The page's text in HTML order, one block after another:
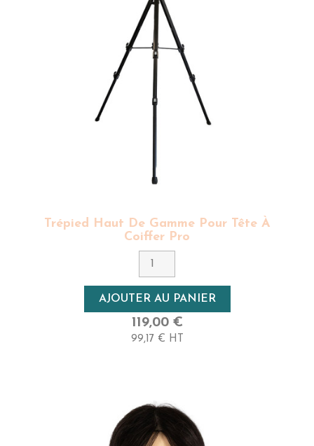
Trépied Haut De Gamme Pour Tête À
Coiffer Pro
AJOUTER AU PANIER
119,00 €
99,17 € HT